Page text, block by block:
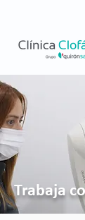
Trabaja